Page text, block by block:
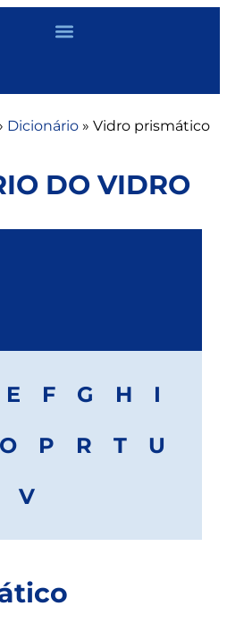
Dicionário » Vidro prismático
DO VIDRO
E F G H
I
O P R T
U
V